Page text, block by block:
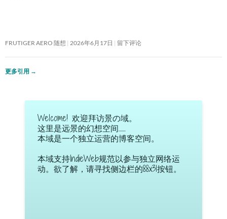
FRUTIGER AERO 随想 2026年6月17日 留下评论
更多引用 →
Welcome! 欢迎拜访景の域。
这里是远景的幻想空间……
本域是一个独立运营的博客空间。
本域支持IndieWeb规范以参与独立网络运
动。欲了解，请寻找侧边栏的88x31按钮。